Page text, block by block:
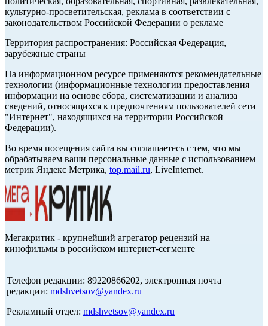
культурно-просветительская, реклама в соответствии с
законодательством Российской Федерации о рекламе
Территория распространения: Российская Федерация,
зарубежные страны
На информационном ресурсе применяются рекомендательные
технологии (информационные технологии предоставления
информации на основе сбора, систематизации и анализа
сведений, относящихся к предпочтениям пользователей сети
"Интернет", находящихся на территории Российской
Федерации).
Во время посещения сайта вы соглашаетесь с тем, что мы
обрабатываем ваши персональные данные с использованием
метрик Яндекс Метрика, top.mail.ru, LiveInternet.
Мегакритик - крупнейший агрегатор рецензий на
кинофильмы в российском интернет-сегменте
Телефон редакции: 89220866202, электронная почта
редакции: mdshvetsov@yandex.ru
Рекламный отдел: mdshvetsov@yandex.ru